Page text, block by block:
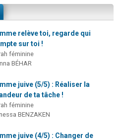
relève toi, regarde qui
sur toi !
féminine
BÉHAR
juive (5/5) : Réaliser la
de ta tâche !
féminine
BENZAKEN
juive (4/5) : Changer de